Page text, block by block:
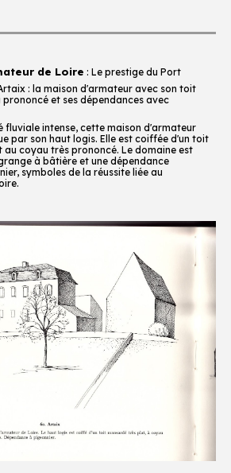
de Loire : Le prestige du Port
: la maison d'armateur avec son toit
et ses dépendances avec
fluviale intense, cette maison d'armateur
par son haut logis. Elle est coiffée d'un toit
coyau très prononcé. Le domaine est
à bâtière et une dépendance
symboles de la réussite liée au